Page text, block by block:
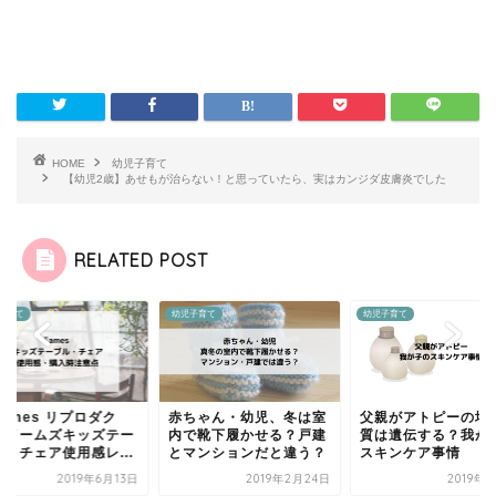
HOME
幼児子育て
【幼児2歳】あせもが治らない！と思っていたら、実はカンジダ皮膚炎でした
RELATED POST
育て
リプロダク
イームズキッズテー
・チェア使用感レ...
2019年6月13日
幼児子育て
赤ちゃん・幼児、冬は室
内で靴下履かせる？戸建
とマンションだと違う？
2019年2月24日
幼児子育て
父親がアトピーの場
質は遺伝する？我が
スキンケア事情
2019年4